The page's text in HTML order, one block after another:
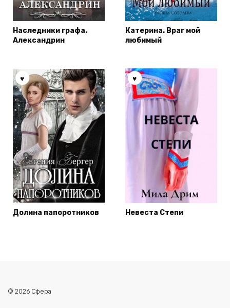
Наследники графа.
Александрин
Катерина. Враг мой
любимый
Долина папоротников Невеста Степи
© 2026 Сфера